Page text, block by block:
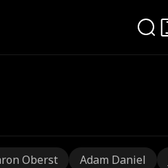
Oberst Adam Daniel